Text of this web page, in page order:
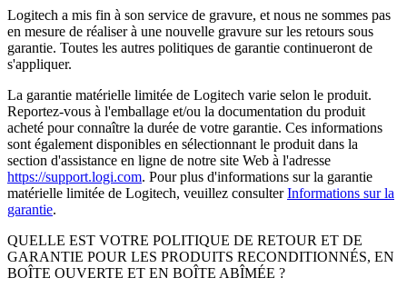
Logitech a mis fin à son service de gravure, et nous ne sommes pas
en mesure de réaliser à une nouvelle gravure sur les retours sous
garantie. Toutes les autres politiques de garantie continueront de
s'appliquer.
La garantie matérielle limitée de Logitech varie selon le produit.
Reportez-vous à l'emballage et/ou la documentation du produit
acheté pour connaître la durée de votre garantie. Ces informations
sont également disponibles en sélectionnant le produit dans la
section d'assistance en ligne de notre site Web à l'adresse
https://support.logi.com. Pour plus d'informations sur la garantie
matérielle limitée de Logitech, veuillez consulterInformations sur la
garantie.
QUELLE EST VOTRE POLITIQUE DE RETOUR ET DE
GARANTIE POUR LES PRODUITS RECONDITIONNÉS, EN
BOÎTE OUVERTE ET EN BOÎTE ABÎMÉE ?